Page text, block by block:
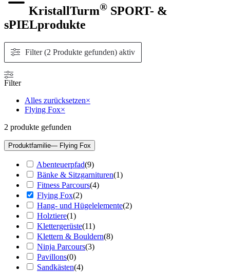
KristallTurm® SPORT- &
sPIELprodukte
Filter (2 Produkte gefunden) aktiv
Filter
Alles zurücksetzen×
Flying Fox×
2 produkte gefunden
Produktfamilie— Flying Fox
Abenteuerpfad(9)
Bänke & Sitzgarnituren(1)
Fitness Parcours(4)
Flying Fox(2)
Hang- und Hügelelemente(2)
Holztiere(1)
Klettergerüste(11)
Klettern & Bouldern(8)
Ninja Parcours(3)
Pavillons(0)
Sandkästen(4)